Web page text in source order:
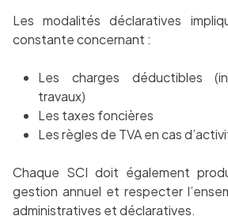
Les modalités déclaratives
constante concernant :
Les charges déductibles
travaux)
Les taxes foncières
Les règles de TVA en cas
Chaque SCI doit également
gestion annuel et respecter
administratives et déclaratives.